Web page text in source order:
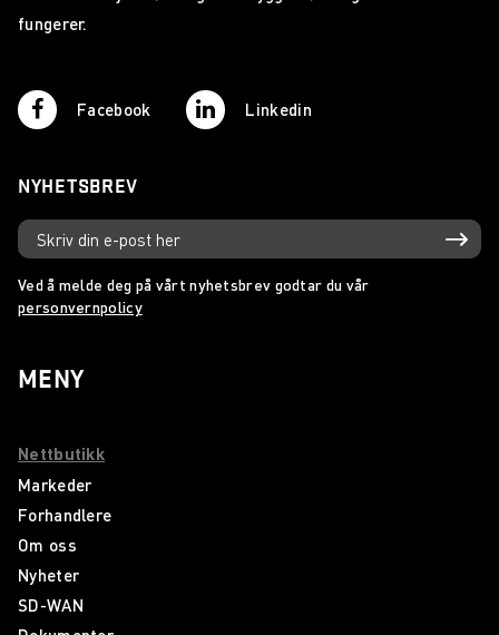
fungerer.
Facebook Linkedin
NYHETSBREV
Ved å melde deg på vårt nyhetsbrev godtar du vår
personvernpolicy
MENY
Nettbutikk
Markeder
Forhandlere
Om oss
Nyheter
SD-WAN